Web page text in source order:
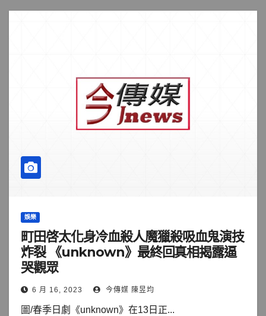
娛樂
町田啓太化身冷血殺人魔獵殺吸血鬼演技
炸裂 《unknown》最終回真相揭露逼
哭觀眾
6 月 16, 2023 今傳媒 陳昱均
圖/春季日劇《unknown》在13日正...